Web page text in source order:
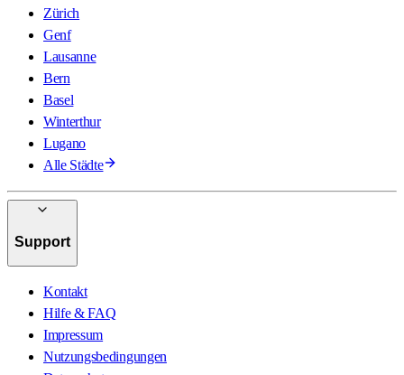
Zürich
Genf
Lausanne
Bern
Basel
Winterthur
Lugano
Alle Städte
Support
Kontakt
Hilfe & FAQ
Impressum
Nutzungsbedingungen